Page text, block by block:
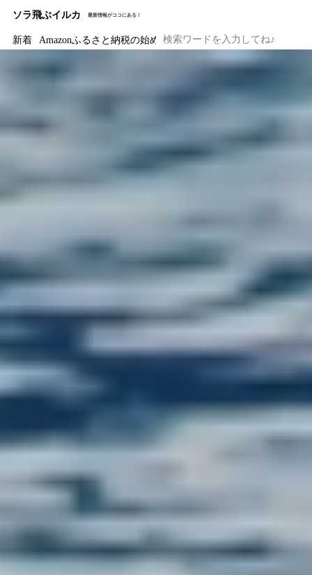
ソラ飛ぶイルカ 最新情報がココにある！
新着 Amazonふるさと納税の始め方と注意点｜ワンストップ特例の